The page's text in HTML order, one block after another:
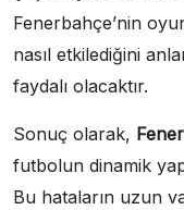
Fenerbahçe’nin
nasıl etkilediğini
faydalı olacaktır.
Sonuç olarak,
futbolun dinamik
Bu hataların uzun